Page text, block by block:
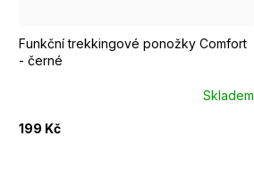
Funkční trekkingové ponožky Comfort
- černé
Skladem
199 Kč